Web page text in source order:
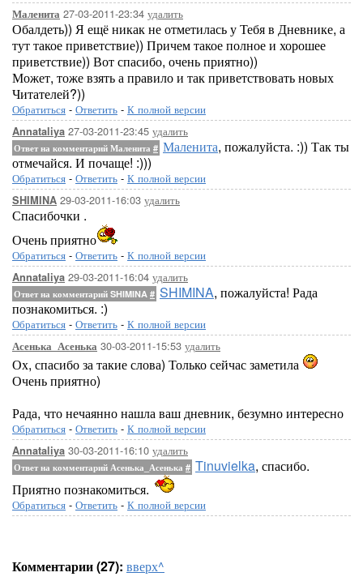
Маленита 27-03-2011-23:34 удалить
Обалдеть)) Я ещё никак не отметилась у Тебя в Дневнике, а
тут такое приветствие)) Причем такое полное и хорошее
приветствие)) Вот спасибо, очень приятно))
Может, тоже взять а правило и так приветствовать новых
Читателей?))
Обратиться - Ответить - К полной версии
Annataliya 27-03-2011-23:45 удалить
Ответ на комментарий Маленита # Маленита, пожалуйста. :)) Так ты
отмечайся. И почаще! :)))
Обратиться - Ответить - К полной версии
SHIMINA 29-03-2011-16:03 удалить
Спасибочки .
Очень приятно
Обратиться - Ответить - К полной версии
Annataliya 29-03-2011-16:04 удалить
Ответ на комментарий SHIMINA # SHIMINA, пожалуйста! Рада
познакомиться. :)
Обратиться - Ответить - К полной версии
Асенька_Асенька 30-03-2011-15:53 удалить
Ох, спасибо за такие слова) Только сейчас заметила
Очень приятно)
Рада, что нечаянно нашла ваш дневник, безумно интересно
Обратиться - Ответить - К полной версии
Annataliya 30-03-2011-16:10 удалить
Ответ на комментарий Асенька_Асенька # Tinuvielka, спасибо.
Приятно познакомиться.
Обратиться - Ответить - К полной версии
Комментарии (27): вверх^